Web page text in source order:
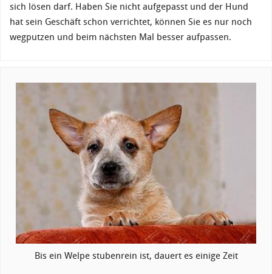
sich lösen darf. Haben Sie nicht aufgepasst und der Hund
hat sein Geschäft schon verrichtet, können Sie es nur noch
wegputzen und beim nächsten Mal besser aufpassen.
Bis ein Welpe stubenrein ist, dauert es einige Zeit